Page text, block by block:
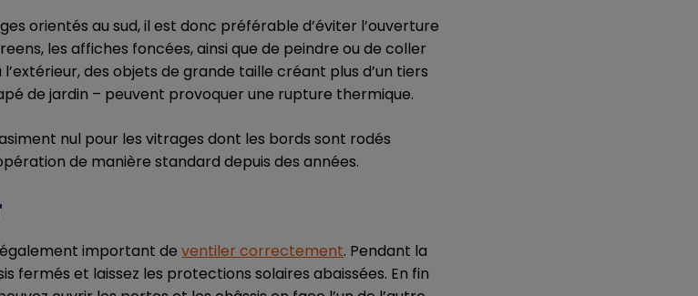
orientés au sud, il est donc préférable d’éviter l’ouverture
les affiches foncées, ainsi que de peindre ou de coller
des objets de grande taille créant plus d’un tiers
de jardin – peuvent provoquer une rupture thermique.
nul pour les vitrages dont les bords sont rodés
de manière standard depuis des années.
également important deventiler correctement. Pendant la
fermés et laissez les protections solaires abaissées. En fin